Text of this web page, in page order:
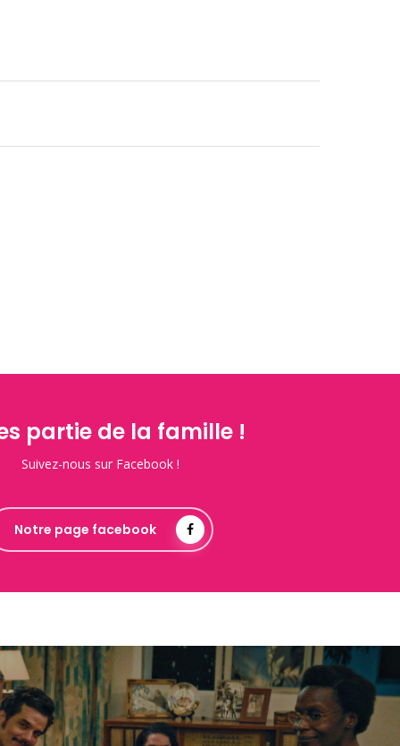
partie de la famille !
Suivez-nous sur Facebook !
Notre page facebook